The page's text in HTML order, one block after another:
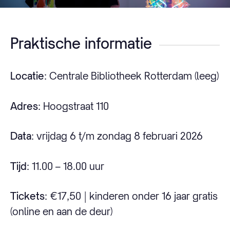
Praktische informatie
Locatie: Centrale Bibliotheek Rotterdam (leeg)
Adres: Hoogstraat 110
Data: vrijdag 6 t/m zondag 8 februari 2026
Tijd: 11.00 – 18.00 uur
Tickets: €17,50 | kinderen onder 16 jaar gratis
(online en aan de deur)